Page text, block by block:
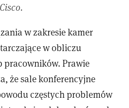
w zakresie kamer
w obliczu
pracowników. Prawie
że sale konferencyjne
częstych problemów